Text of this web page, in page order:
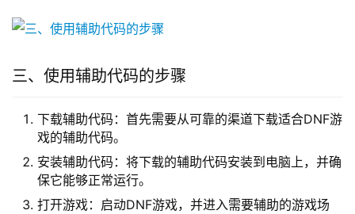
三、使用辅助代码的步骤
下载辅助代码：首先需要从可靠的渠道下载适合DNF游
戏的辅助代码。
安装辅助代码：将下载的辅助代码安装到电脑上，并确
保它能够正常运行。
打开游戏：启动DNF游戏，并进入需要辅助的游戏场